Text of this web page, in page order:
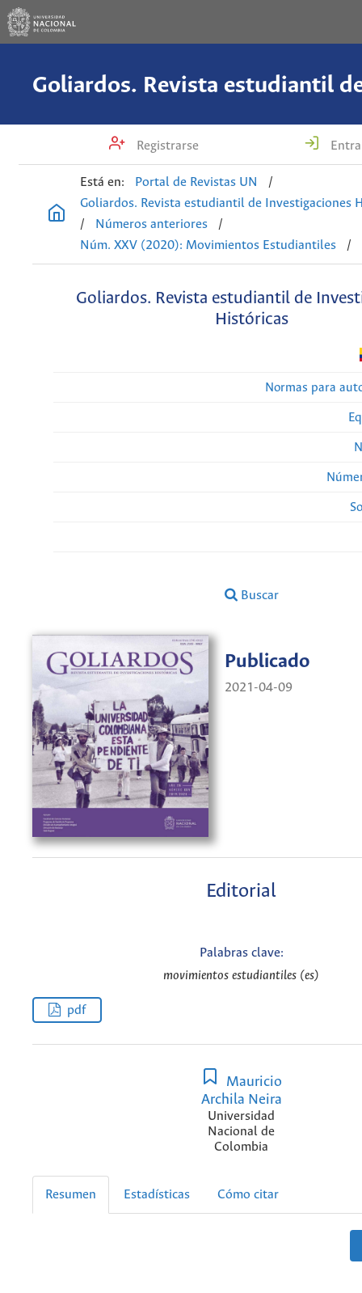
Registrarse
Está en: Portal de Revistas UN
/
Goliardos. Revista estudiantil de Investigaciones
/
Números anteriores
/
Núm. XXV (2020): Movimientos Estudiantiles
/
Goliardos. Revista estudiantil de
Históricas
Normas para
Buscar
Publicado
2021-04-09
Editorial
Palabras clave:
movimientos estudiantiles (es)
pdf
Mauricio
Archila Neira
Universidad
Nacional de
Colombia
Resumen Estadísticas Cómo citar